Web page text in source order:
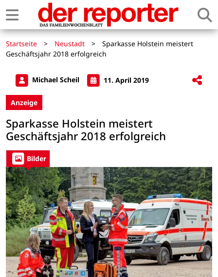
Startseite > Neustadt >
Sparkasse Holstein meistert
Geschäftsjahr 2018 erfolgreich
Michael Scheil 11. April 2019
Anzeige
Sparkasse Holstein meistert
Geschäftsjahr 2018 erfolgreich
Bilder